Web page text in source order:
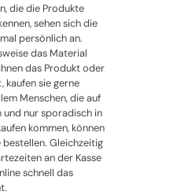
die die Produkte
sehen sich die
persönlich an.
das Material
das Produkt oder
kaufen sie gerne
Menschen, die auf
und nur sporadisch in
kommen, können
Gleichzeitig
an der Kasse
schnell das